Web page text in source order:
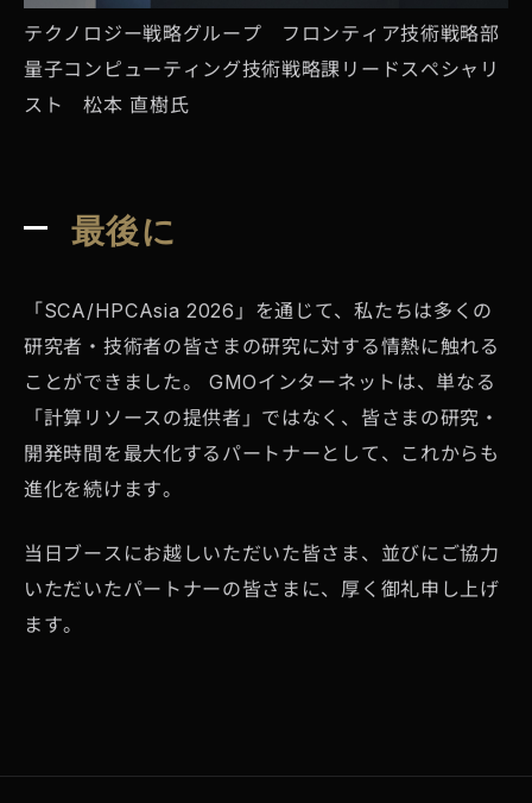
テクノロジー戦略グループ フロンティア技術戦略部
量子コンピューティング技術戦略課リードスペシャリ
スト 松本 直樹氏
最後に
「SCA/HPCAsia 2026」を通じて、私たちは多くの
研究者・技術者の皆さまの研究に対する情熱に触れる
ことができました。 GMOインターネットは、単なる
「計算リソースの提供者」ではなく、皆さまの研究・
開発時間を最大化するパートナーとして、これからも
進化を続けます。
当日ブースにお越しいただいた皆さま、並びにご協力
いただいたパートナーの皆さまに、厚く御礼申し上げ
ます。